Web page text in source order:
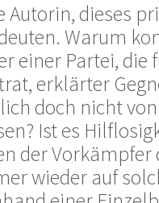
Autorin, dieses
Warum
einer Partei, die
erklärter
doch nicht
Ist es
der Vorkämpfer
wieder auf